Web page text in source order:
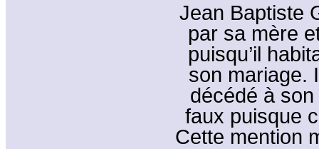
Jean Baptiste
par sa mère
puisqu’il
son mariage.
décédé à
faux puisque
Cette mention